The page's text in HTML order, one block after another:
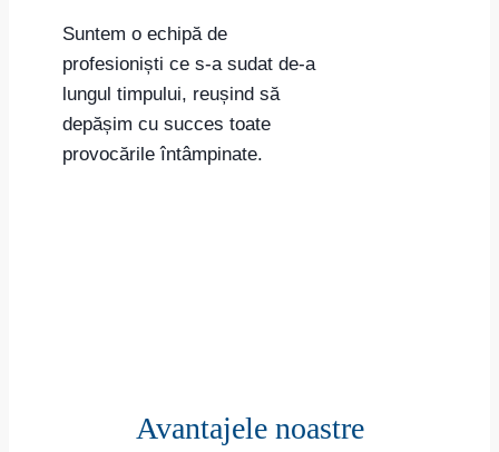
Suntem o echipă de
profesioniști ce s-a sudat de-a
lungul timpului, reușind să
depășim cu succes toate
provocările întâmpinate.
Avantajele noastre